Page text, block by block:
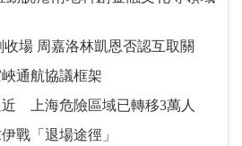
收場 周嘉洛林凱恩否認互取關
通航協議框架
近 上海危險區域已轉移3萬人
戰「退場途徑」